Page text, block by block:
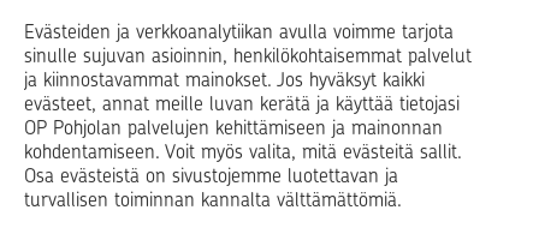
Evästeiden ja verkkoanalytiikan avulla voimme tarjota
sinulle sujuvan asioinnin, henkilökohtaisemmat palvelut
ja kiinnostavammat mainokset. Jos hyväksyt kaikki
evästeet, annat meille luvan kerätä ja käyttää tietojasi
OP Pohjolan palvelujen kehittämiseen ja mainonnan
kohdentamiseen. Voit myös valita, mitä evästeitä sallit.
Osa evästeistä on sivustojemme luotettavan ja
turvallisen toiminnan kannalta välttämättömiä.
Op.fi OP Koti Pohjola Vahinkoapu
Facebook
X LinkedInInstagram